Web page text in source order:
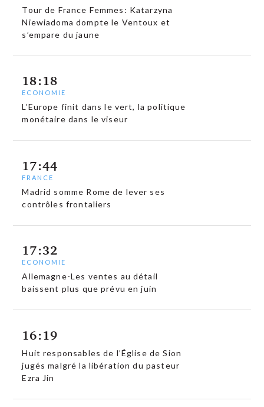
Tour de France Femmes: Katarzyna
Niewiadoma dompte le Ventoux et
s’empare du jaune
18:18
ECONOMIE
L’Europe finit dans le vert, la politique
monétaire dans le viseur
17:44
FRANCE
Madrid somme Rome de lever ses
contrôles frontaliers
17:32
ECONOMIE
Allemagne-Les ventes au détail
baissent plus que prévu en juin
16:19
Huit responsables de l’Église de Sion
jugés malgré la libération du pasteur
Ezra Jin